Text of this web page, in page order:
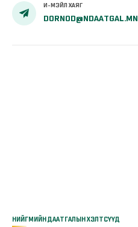
И-МЭЙЛ ХАЯГ
DORNOD@NDAATGAL.MN
НИЙГМИЙН ДААТГАЛЫН ХЭЛТСҮҮД